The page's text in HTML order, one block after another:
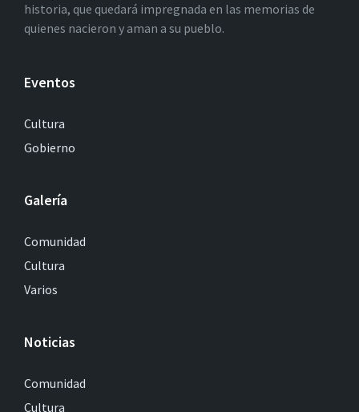
historia, que quedará impregnada en las memorias de
quienes nacieron y aman a su pueblo.
Eventos
Cultura
Gobierno
Galería
Comunidad
Cultura
Varios
Noticias
Comunidad
Cultura